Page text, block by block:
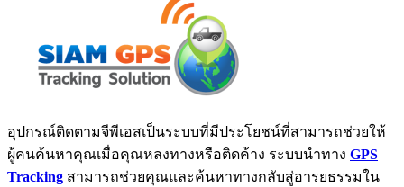
อุปกรณ์ติดตามจีพีเอสเป็นระบบที่มีประโยชน์ที่สามารถช่วยให้
ผู้คนค้นหาคุณเมื่อคุณหลงทางหรือติดค้าง ระบบนำทาง GPS
Tracking สามารถช่วยคุณและค้นหาทางกลับสู่อารยธรรมใน